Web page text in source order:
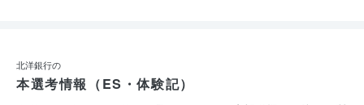
北洋銀行の
本選考情報（ES・体験記）